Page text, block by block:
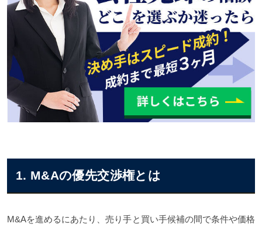
M&Aの優先交渉権まとめ
1. M&Aの優先交渉権とは
M&Aを進めるにあたり、売り手と買い手候補の間で条件や価格